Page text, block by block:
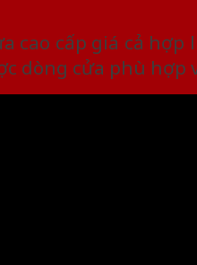
cao cấp giá cả
dòng cửa phù